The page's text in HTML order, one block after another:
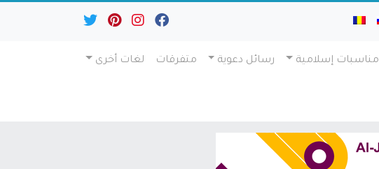
مناسبات إسلامية رسائل دعوية متفرقات لغات أخرى